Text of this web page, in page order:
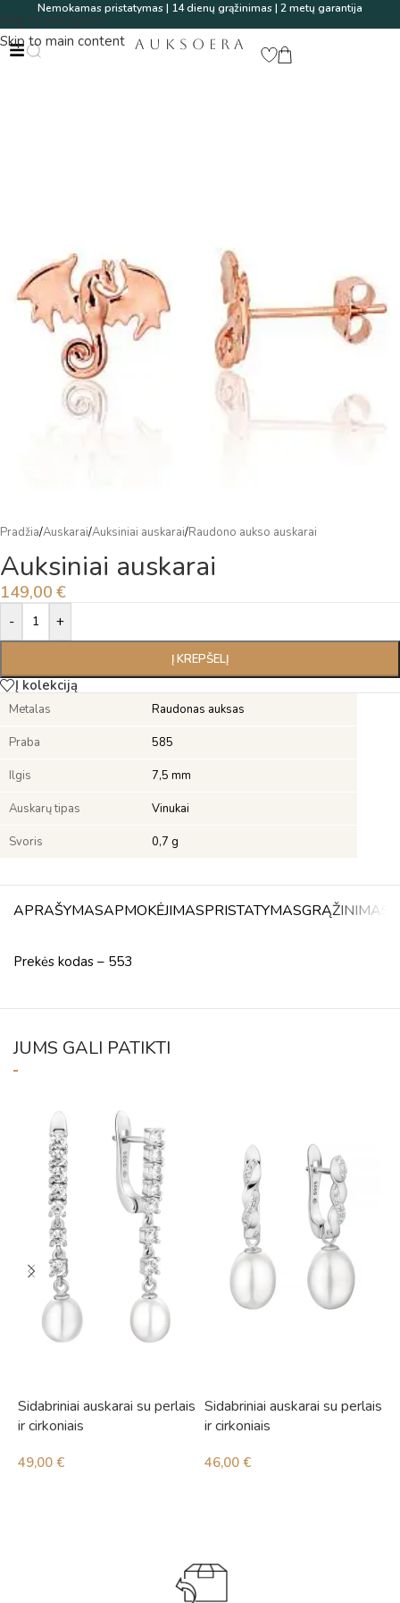
Skip to navigation
Skip to main content
Nemokamas pristatymas | 14 dienų grąžinimas | 2 metų garantija
AUKSOERA
Pradžia/Auskarai/Auksiniai auskarai/Raudono aukso auskarai
Auksiniai auskarai
149,00 €
- +
Į KREPŠELĮ
Alternative:
Į kolekciją
Metalas Raudonas auksas
Praba 585
Ilgis 7,5 mm
Auskarų tipas Vinukai
Svoris 0,7 g
APRAŠYMASAPMOKĖJIMASPRISTATYMASGRĄŽINIMAS
Prekės kodas – 553
JUMS GALI PATIKTI
Sidabriniai auskarai su perlais
ir cirkoniais
49,00 €
Sidabriniai auskarai su perlais
ir cirkoniais
46,00 €